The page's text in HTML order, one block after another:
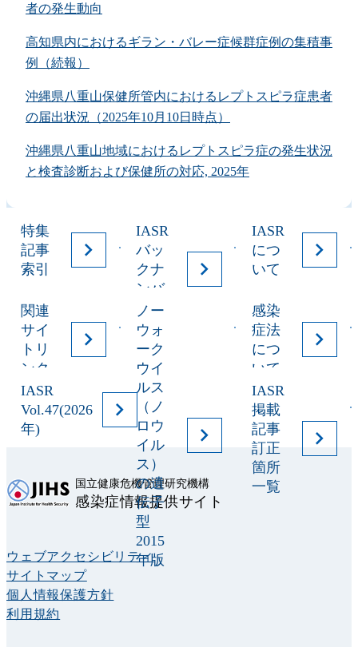
者の発生動向
高知県内におけるギラン・バレー症候群症例の集積事
例（続報）
沖縄県八重山保健所管内におけるレプトスピラ症患者
の届出状況（2025年10月10日時点）
沖縄県八重山地域におけるレプトスピラ症の発生状況
と検査診断および保健所の対応, 2025年
特集
記事
索引
IASR
バッ
クナ
ンバ
ー
IASR
につ
いて
関連
サイ
トリ
ンク
ノー
ウォ
ーク
ウイ
ルス
（ノ
ロウ
イル
ス）
の遺
伝子
型
2015
年版
感染
症法
につ
いて
IASR
Vol.47(2026
年)
IASR
掲載
記事
訂正
箇所
一覧
国立健康危機管理研究機構
感染症情報提供サイト
ウェブアクセシビリティ
サイトマップ
個人情報保護方針
利用規約